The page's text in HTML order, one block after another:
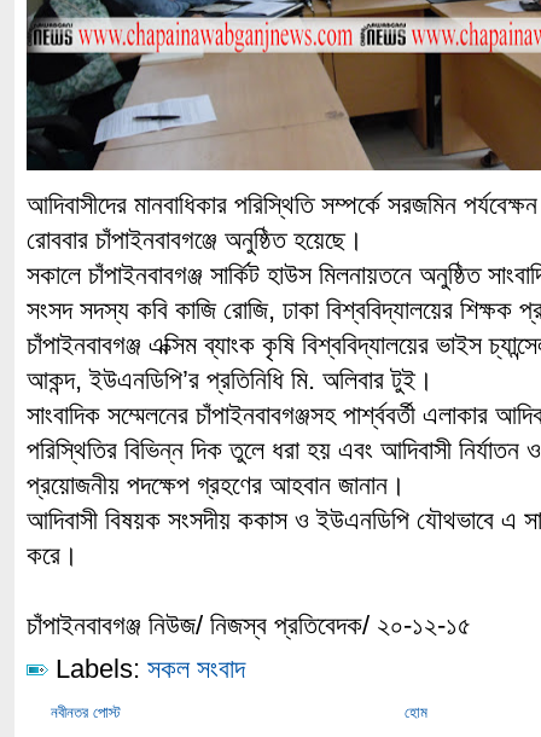
আদিবাসীদের মানবাধিকার পরিস্থিতি সম্পর্কে সরজমিন
রোববার চাঁপাইনবাবগঞ্জে অনুষ্ঠিত হয়েছে।
সকালে চাঁপাইনবাবগঞ্জ সার্কিট হাউস মিলনায়তনে অনুষ্ঠিত
সংসদ সদস্য কবি কাজি রোজি, ঢাকা বিশ্ববিদ্যালয়ের শিক্ষক
চাঁপাইনবাবগঞ্জ এক্সিম ব্যাংক কৃষি বিশ্ববিদ্যালয়ের ভাইস
আকন্দ, ইউএনডিপি’র প্রতিনিধি মি. অলিবার টুই।
সাংবাদিক সম্মেলনের চাঁপাইনবাবগঞ্জসহ পার্শ্ববর্তী এলাকার
পরিস্থিতির বিভিন্ন দিক তুলে ধরা হয় এবং আদিবাসী
প্রয়োজনীয় পদক্ষেপ গ্রহণের আহবান জানান।
আদিবাসী বিষয়ক সংসদীয় ককাস ও ইউএনডিপি যৌথভাবে এ
করে।
চাঁপাইনবাবগঞ্জ নিউজ/ নিজস্ব প্রতিবেদক/ ২০-১২-১৫
Labels: সকল সংবাদ
নবীনতর পোস্ট হোম